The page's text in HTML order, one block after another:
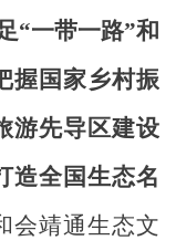
“一带一路”和
握国家乡村振
游先导区建设
造全国生态名
会靖通生态文